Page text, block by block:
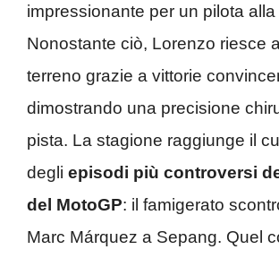
impressionante per un pilota
Nonostante ciò, Lorenzo riesce
terreno grazie a vittorie
dimostrando una precisione
pista. La stagione raggiunge il
degli episodi più controversi
del MotoGP: il famigerato
Marc Márquez a Sepang. Quel